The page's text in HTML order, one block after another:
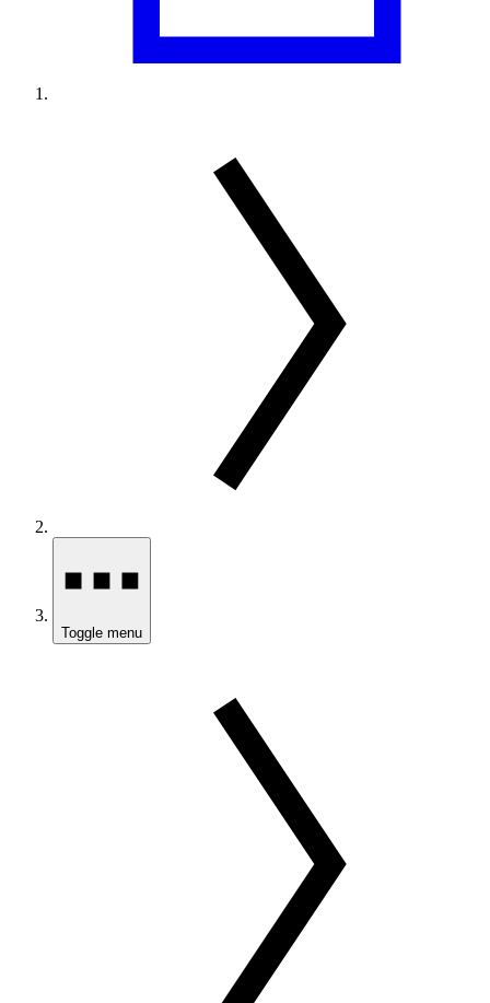
Toggle menu